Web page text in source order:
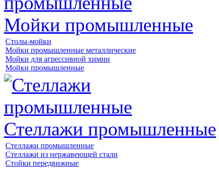
Мойки промышленные
Столы-мойки
Мойки промышленные металлические
Мойки для агрессивной химии
Мойки промышленные
Стеллажи промышленные
Стеллажи промышленные
Стеллажи из нержавеющей стали
Стойки передвижные